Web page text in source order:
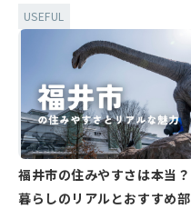
USEFUL
福井市の住みやすさは本当？
暮らしのリアルとおすすめ部